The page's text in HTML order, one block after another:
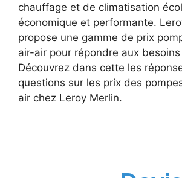
chauffage et de climatisation
économique et performante.
propose une gamme de prix
air-air pour répondre aux
Découvrez dans cette les
questions sur les prix des
air chez Leroy Merlin.